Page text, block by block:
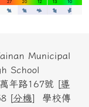
Municipal
School
年路167號 [導
[分機] 學校傳